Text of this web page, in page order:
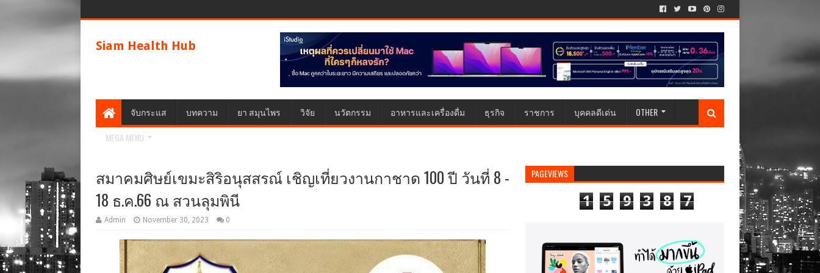
Siam Health Hub
จับกระแส บทความ ยา สมุนไพร วิจัย นวัตกรรม อาหารและเครื่องดื่ม ธุรกิจ ราชการ บุคคลดีเด่น
OTHER
MEGA MENU
สมาคมศิษย์เขมะสิริอนุสสรณ์ เชิญเที่ยวงานกาชาด 100 ปี วันที่ 8 -
18 ธ.ค.66 ณ สวนลุมพินี
Admin November 30, 2023 0
PAGEVIEWS
1 5 9 3 8 7